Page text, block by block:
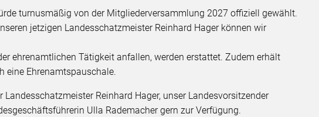
turnusmäßig von der Mitgliederversammlung 2027 offiziell gewählt.
jetzigen Landesschatzmeister Reinhard Hager können wir
ehrenamtlichen Tätigkeit anfallen, werden erstattet. Zudem erhält
eine Ehrenamtspauschale.
Landesschatzmeister Reinhard Hager, unser Landesvorsitzender
Ulla Rademacher gern zur Verfügung.